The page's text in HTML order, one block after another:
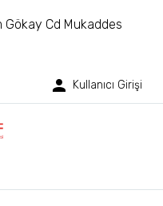
Gökay Cd Mukaddes
Kullanıcı Girişi